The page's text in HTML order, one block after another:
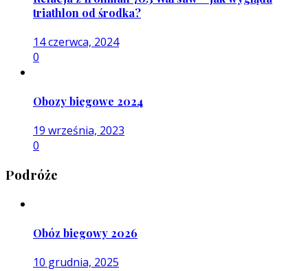
triathlon od środka?
14 czerwca, 2024
0
Obozy biegowe 2024
19 września, 2023
0
Podróże
Obóz biegowy 2026
10 grudnia, 2025